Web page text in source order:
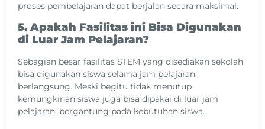
proses pembelajaran dapat berjalan secara maksimal.
5. Apakah Fasilitas ini Bisa Digunakan
di Luar Jam Pelajaran?
Sebagian besar fasilitas STEM yang disediakan sekolah
bisa digunakan siswa selama jam pelajaran
berlangsung. Meski begitu tidak menutup
kemungkinan siswa juga bisa dipakai di luar jam
pelajaran, bergantung pada kebutuhan siswa.